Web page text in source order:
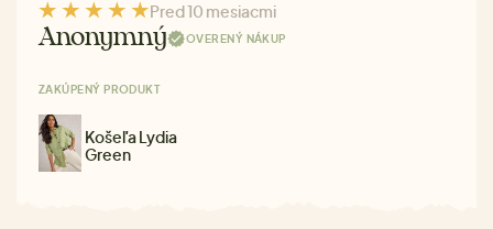
Pred 10 mesiacmi
Anonymný OVERENÝ NÁKUP
ZAKÚPENÝ PRODUKT
Košeľa Lydia
Green